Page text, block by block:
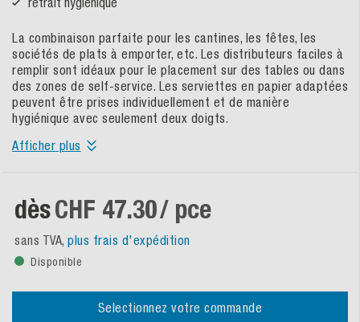
La combinaison parfaite pour les cantines, les fêtes, les
sociétés de plats à emporter, etc. Les distributeurs faciles à
remplir sont idéaux pour le placement sur des tables ou dans
des zones de self-service. Les serviettes en papier adaptées
peuvent être prises individuellement et de manière
hygiénique avec seulement deux doigts.
Afficher plus
dèsCHF 47.30/ pce
sans TVA, plus frais d'expédition
Disponible
Selectionnez votre commande